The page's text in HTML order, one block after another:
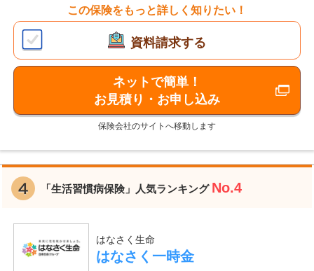
この保険をもっと詳しく知りたい！
資料請求する
ネットで簡単！
お見積り・お申し込み
保険会社のサイトへ移動します
「生活習慣病保険」人気ランキング No.4
はなさく生命
はなさく一時金